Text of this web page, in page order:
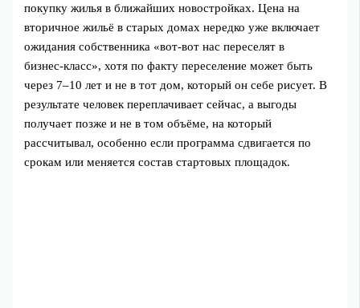
покупку жилья в ближайших новостройках. Цена на
вторичное жильё в старых домах нередко уже включает
ожидания собственника «вот-вот нас переселят в
бизнес‑класс», хотя по факту переселение может быть
через 7–10 лет и не в тот дом, который он себе рисует. В
результате человек переплачивает сейчас, а выгоды
получает позже и не в том объёме, на который
рассчитывал, особенно если программа сдвигается по
срокам или меняется состав стартовых площадок.